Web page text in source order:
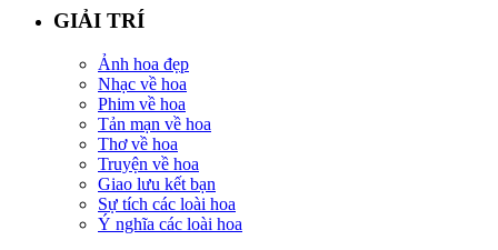
GIẢI TRÍ
Ảnh hoa đẹp
Nhạc về hoa
Phim về hoa
Tản mạn về hoa
Thơ về hoa
Truyện về hoa
Giao lưu kết bạn
Sự tích các loài hoa
Ý nghĩa các loài hoa